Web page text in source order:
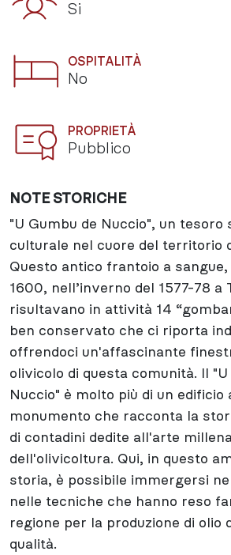
Si
OSPITALITÀ
No
PROPRIETÀ
Pubblico
NOTE STORICHE
"U Gumbu de Nuccio", un tesoro
culturale nel cuore del territorio
Questo antico frantoio a sangue,
1600, nell’inverno del 1577-78 a
risultavano in attività 14
ben conservato che ci riporta
offrendoci un'affascinante
olivicolo di questa comunità. Il "U
Nuccio" è molto più di un edificio
monumento che racconta la
di contadini dedite all'arte
dell'olivicoltura. Qui, in questo
storia, è possibile immergersi
nelle tecniche che hanno reso
regione per la produzione di olio
qualità.